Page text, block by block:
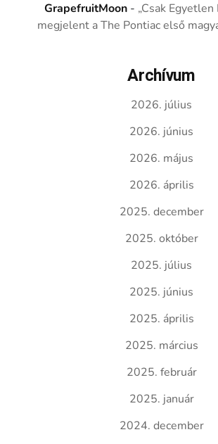
GrapefruitMoon - „Csak Egyetlen
megjelent a The Pontiac első
Archívum
2026. július
2026. június
2026. május
2026. április
2025. december
2025. október
2025. július
2025. június
2025. április
2025. március
2025. február
2025. január
2024. december